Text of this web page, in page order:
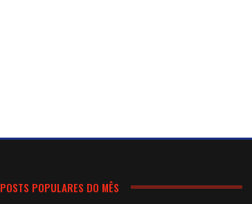
POSTS POPULARES DO MÊS